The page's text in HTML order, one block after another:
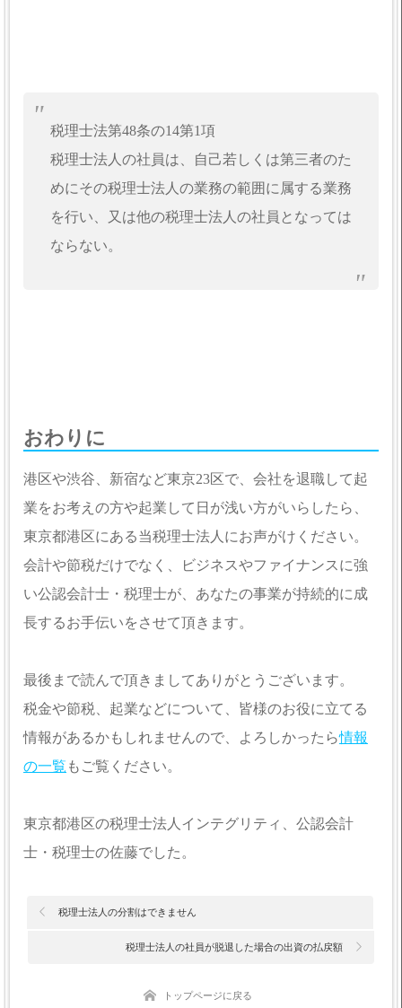
税理士法第48条の14第1項
税理士法人の社員は、自己若しくは第三者のた
めにその税理士法人の業務の範囲に属する業務
を行い、又は他の税理士法人の社員となっては
ならない。
おわりに
港区や渋谷、新宿など東京23区で、会社を退職して起
業をお考えの方や起業して日が浅い方がいらしたら、
東京都港区にある当税理士法人にお声がけください。
会計や節税だけでなく、ビジネスやファイナンスに強
い公認会計士・税理士が、あなたの事業が持続的に成
長するお手伝いをさせて頂きます。
最後まで読んで頂きましてありがとうございます。
税金や節税、起業などについて、皆様のお役に立てる
情報があるかもしれませんので、よろしかったら情報
の一覧 もご覧ください。
東京都港区の税理士法人インテグリティ、公認会計
士・税理士の佐藤でした。
税理士法人の分割はできません
税理士法人の社員が脱退した場合の出資の払戻額
トップページに戻る